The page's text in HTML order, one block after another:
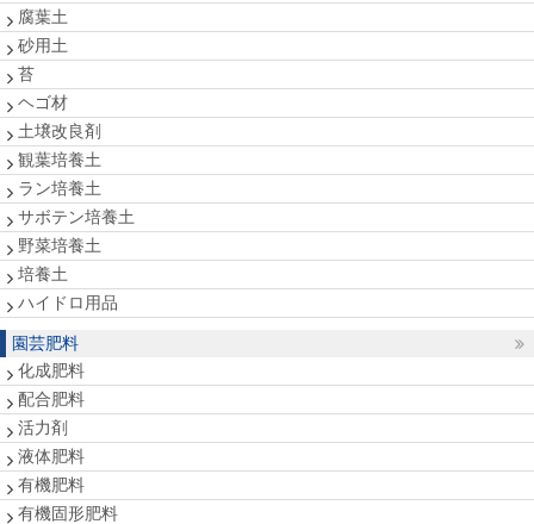
腐葉土
砂用土
苔
ヘゴ材
土壌改良剤
観葉培養土
ラン培養土
サボテン培養土
野菜培養土
培養土
ハイドロ用品
園芸肥料
化成肥料
配合肥料
活力剤
液体肥料
有機肥料
有機固形肥料